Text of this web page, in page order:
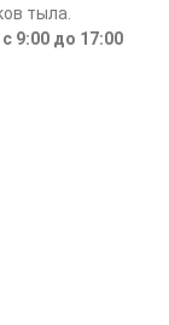
тыла.
9:00 до 17:00